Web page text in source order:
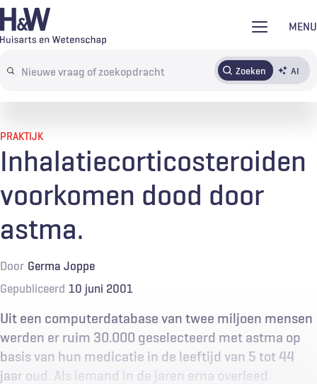
Overslaan
en
de
MENU
Search
terms
Zoeken AI
AbonnerenTijdschrift Inloggen
PRAKTIJK
Inhalatiecorticosteroiden
voorkomen dood door
astma.
Door Germa Joppe
Gepubliceerd 10 juni 2001
Uit een computerdatabase van twee miljoen mensen
werden er ruim 30.000 geselecteerd met astma op
basis van hun medicatie in de leeftijd van 5 tot 44
jaar oud. Als iemand in de jaren erna overleed